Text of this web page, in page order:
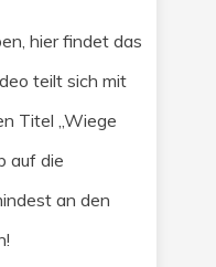
hier findet das
teilt sich mit
Titel „Wiege
auf die
an den